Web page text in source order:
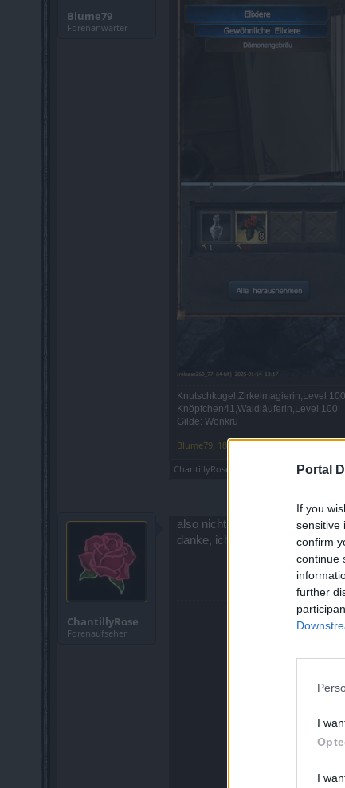
Portal
If you
sensitive
confirm
continue
further
I
I
Blume79
Forenanwärter
Knutschkugel,Zirkelmagierin,Level 100
Knöpfchen41,Waldläuferin,Level 100
Gilde: Wonkru
Blume79, 18 Januar 2025
ChantillyRose
jordywinchester
ChantillyRose
Forenaufseher
also nicht Questgegenstände,
danke, ich versuche das